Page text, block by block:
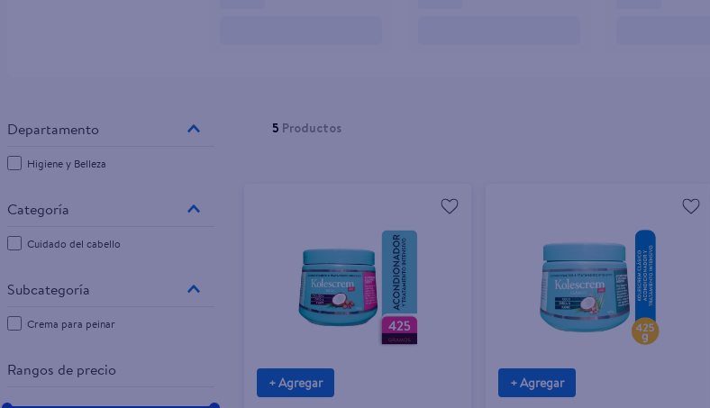
Higiene y Belleza
Cuidado del cabello
Crema para peinar
Rangos de precio
5 Productos
+ Agregar + Agregar